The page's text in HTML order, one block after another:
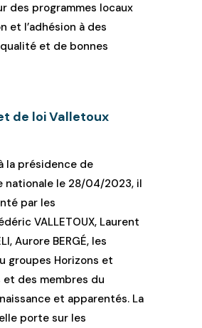
des programmes locaux
et l’adhésion à des
et de bonnes
de loi Valletoux
la présidence de
nationale le 28/04/2023, il
par les
VALLETOUX, Laurent
Aurore BERGÉ, les
groupes Horizons et
des membres du
et apparentés. La
porte sur les